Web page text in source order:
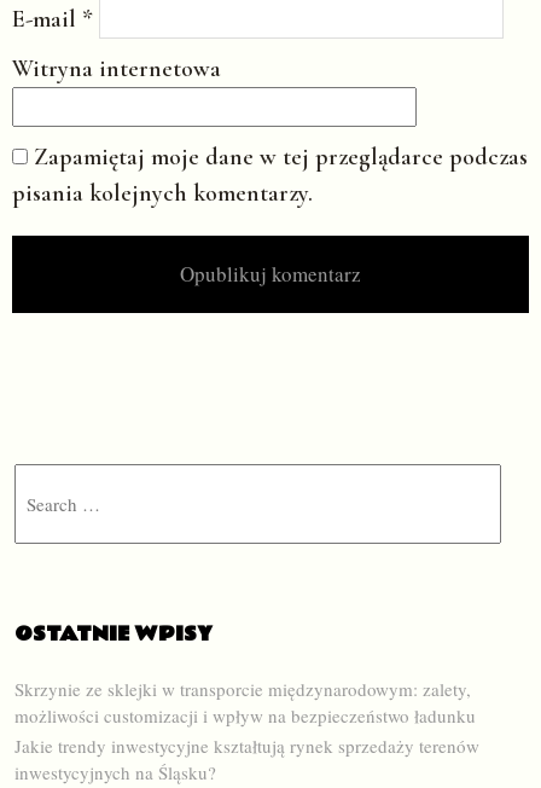
E-mail *
Witryna internetowa
Zapamiętaj moje dane w tej przeglądarce podczas
pisania kolejnych komentarzy.
OSTATNIE WPISY
Skrzynie ze sklejki w transporcie międzynarodowym: zalety,
możliwości customizacji i wpływ na bezpieczeństwo ładunku
Jakie trendy inwestycyjne kształtują rynek sprzedaży terenów
inwestycyjnych na Śląsku?